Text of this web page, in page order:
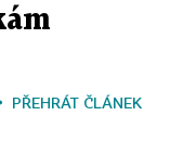
PŘEHRÁT ČLÁNEK